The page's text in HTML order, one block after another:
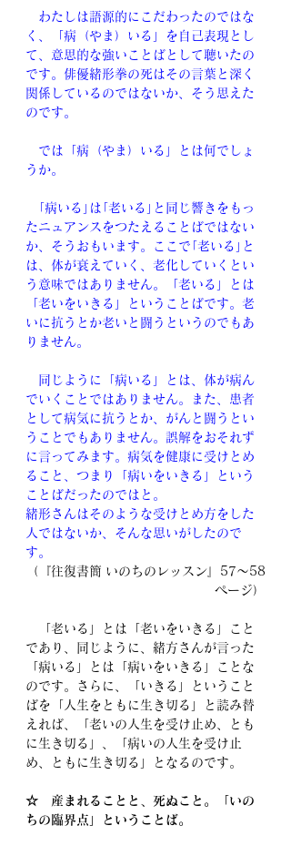
わたしは語源的にこだわったのではな
く、「病（やま）いる」を自己表現とし
て、意思的な強いことばとして聴いたの
です。俳優緒形拳の死はその言葉と深く
関係しているのではないか、そう思えた
のです。
では「病（やま）いる」とは何でしょ
うか。
｢病いる｣は｢老いる｣と同じ響きをもっ
たニュアンスをつたえることばではない
か、そうおもいます。ここで｢老いる｣と
は、体が衰えていく、老化していくとい
う意味ではありません。「老いる」とは
「老いをいきる」ということばです。老
いに抗うとか老いと闘うというのでもあ
りません。
同じように「病いる」とは、体が病ん
でいくことではありません。また、患者
として病気に抗うとか、がんと闘うとい
うことでもありません。誤解をおそれず
に言ってみます。病気を健康に受けとめ
ること、つまり「病いをいきる」という
ことばだったのではと。
緒形さんはそのような受けとめ方をした
人ではないか、そんな思いがしたので
す。
（『往復書簡 いのちのレッスン』57～58
ページ）
「老いる」とは「老いをいきる」こと
であり、同じように、緒方さんが言った
「病いる」とは「病いをいきる」ことな
のです。さらに、「いきる」ということ
ばを「人生をともに生き切る」と読み替
えれば、「老いの人生を受け止め、とも
に生き切る」、「病いの人生を受け止
め、ともに生き切る」となるのです。
☆　産まれることと、死ぬこと。「いの
ちの臨界点」ということば。